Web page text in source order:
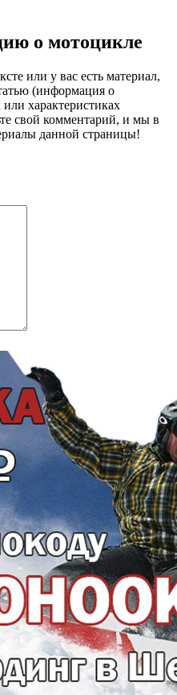
о мотоцикле
или у вас есть материал,
(информация о
или характеристиках
свой комментарий, и мы в
данной страницы!